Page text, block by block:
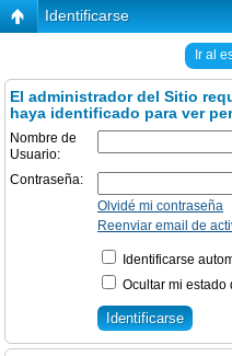
Identificarse
Ir al
El administrador del Sitio
haya identificado para ver
Nombre de
Usuario:
Contraseña:
Olvidé mi contraseña
Reenviar email de
Identificarse
Ocultar mi estado